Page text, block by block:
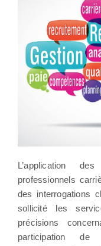
L’application
professionnels
des interrogations
sollicité les
précisions
participation